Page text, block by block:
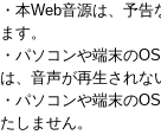
・本Web音源は、予
ます。
・パソコンや端末の
は、音声が再生されな
・パソコンや端末の
たしません。